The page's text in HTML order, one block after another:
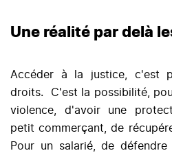
Une réalité par delà
Accéder à la justice, c'est
droits. C'est la possibilité,
violence, d'avoir une
petit commerçant, de
Pour un salarié, de